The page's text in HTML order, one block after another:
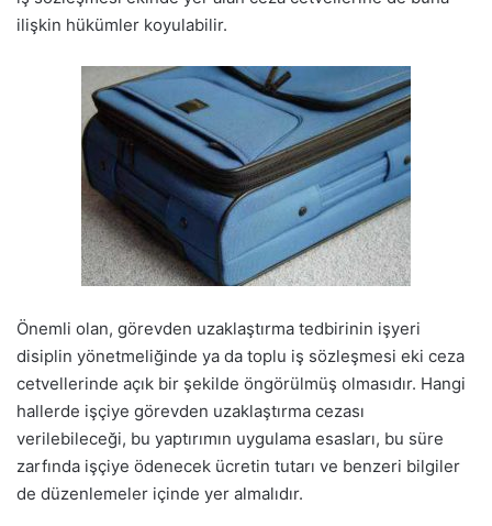
ilişkin hükümler koyulabilir.
Önemli olan, görevden uzaklaştırma tedbirinin işyeri
disiplin yönetmeliğinde ya da toplu iş sözleşmesi eki ceza
cetvellerinde açık bir şekilde öngörülmüş olmasıdır. Hangi
hallerde işçiye görevden uzaklaştırma cezası
verilebileceği, bu yaptırımın uygulama esasları, bu süre
zarfında işçiye ödenecek ücretin tutarı ve benzeri bilgiler
de düzenlemeler içinde yer almalıdır.